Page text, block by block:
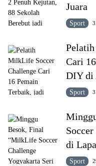
Juara
Sport
Cari
DIY di
Sport
di
Sport